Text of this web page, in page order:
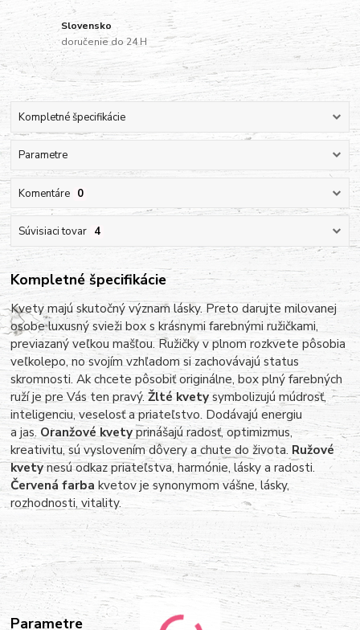
Slovensko
doručenie do 24 H
Kompletné špecifikácie
Parametre
Komentáre 0
Súvisiaci tovar 4
Kompletné špecifikácie
Kvety majú skutočný význam lásky. Preto darujte milovanej
osobe luxusný svieži box s krásnymi farebnými ružičkami,
previazaný veľkou mašľou. Ružičky v plnom rozkvete pôsobia
veľkolepo, no svojím vzhľadom si zachovávajú status
skromnosti. Ak chcete pôsobiť originálne, box plný farebných
ruží je pre Vás ten pravý.Žlté kvetysymbolizujú múdrosť,
inteligenciu, veselosť a priateľstvo. Dodávajú energiu
a jas. Oranžové kvetyprinášajú radosť, optimizmus,
kreativitu, sú vyslovením dôvery a chute do života. Ružové
kvetynesú odkaz priateľstva, harmónie, lásky a radosti.
Červená farba kvetov je synonymom vášne, lásky,
rozhodnosti, vitality.
Parametre